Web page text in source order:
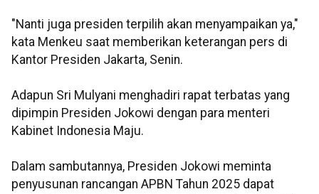
"Nanti juga presiden terpilih akan menyampaikan ya,"
kata Menkeu saat memberikan keterangan pers di
Kantor Presiden Jakarta, Senin.
Adapun Sri Mulyani menghadiri rapat terbatas yang
dipimpin Presiden Jokowi dengan para menteri
Kabinet Indonesia Maju.
Dalam sambutannya, Presiden Jokowi meminta
penyusunan rancangan APBN Tahun 2025 dapat